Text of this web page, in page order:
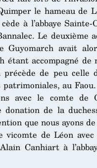
le hameau de
à l’abbaye
Le
Guyomarch avait
étant accompagné
de peu celle
au Faou.
avec le comte de
donation de la
que nous ayons
de Léon
Canhiart à